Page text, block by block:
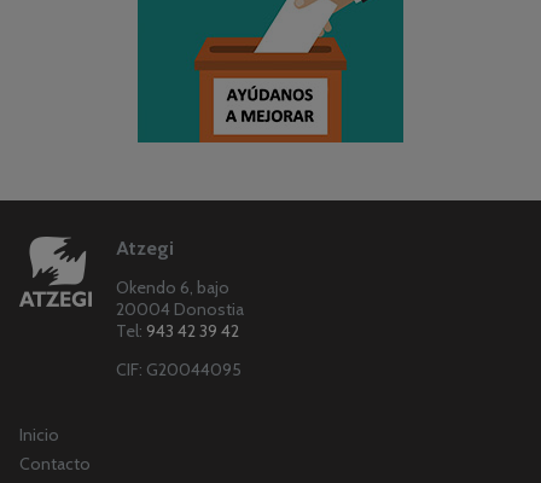
Atzegi
Okendo 6, bajo
20004 Donostia
Tel: 943 42 39 42
CIF: G20044095
Inicio
Contacto